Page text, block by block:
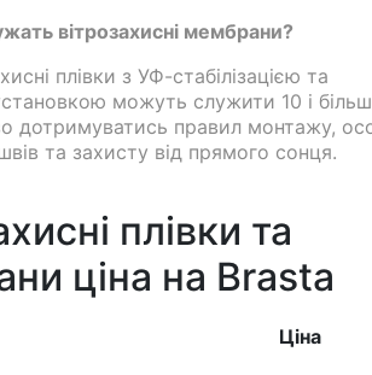
вітрозахисні мембрани?
плівки з УФ-стабілізацією та
можуть служити 10 і
дотримуватись правил монтажу,
та захисту від прямого сонця.
плівки та
ціна на Brasta
Ціна